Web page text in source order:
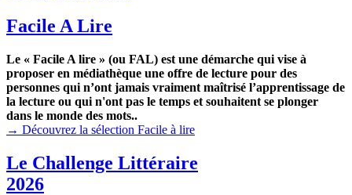
Facile A Lire
Le « Facile A lire » (ou FAL) est une démarche qui vise à
proposer en médiathèque une offre de lecture pour des
personnes qui n’ont jamais vraiment maîtrisé l’apprentissage de
la lecture ou qui n'ont pas le temps et souhaitent se plonger
dans le monde des mots..
→ Découvrez la sélection Facile à lire
Le Challenge Littéraire
2026